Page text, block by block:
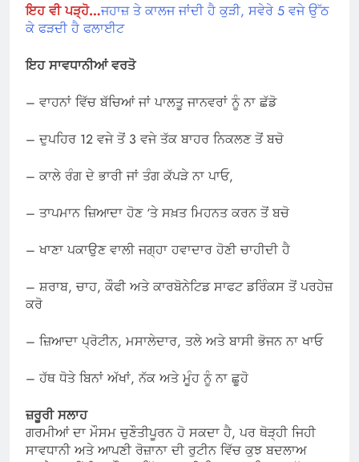
ਇਹ ਵੀ ਪੜ੍ਹੋ…ਜਹਾਜ਼ ਤੇ ਕਾਲਜ ਜਾਂਦੀ ਹੈ ਕੁੜੀ, ਸਵੇਰੇ 5 ਵਜੇ ਉੱਠ
ਕੇ ਫੜਦੀ ਹੈ ਫਲਾਈਟ
ਇਹ ਸਾਵਧਾਨੀਆਂ ਵਰਤੋ
– ਵਾਹਨਾਂ ਵਿੱਚ ਬੱਚਿਆਂ ਜਾਂ ਪਾਲਤੂ ਜਾਨਵਰਾਂ ਨੂੰ ਨਾ ਛੱਡੋ
– ਦੁਪਹਿਰ 12 ਵਜੇ ਤੋਂ 3 ਵਜੇ ਤੱਕ ਬਾਹਰ ਨਿਕਲਣ ਤੋਂ ਬਚੋ
– ਕਾਲੇ ਰੰਗ ਦੇ ਭਾਰੀ ਜਾਂ ਤੰਗ ਕੱਪੜੇ ਨਾ ਪਾਓ,
– ਤਾਪਮਾਨ ਜ਼ਿਆਦਾ ਹੋਣ ‘ਤੇ ਸਖ਼ਤ ਮਿਹਨਤ ਕਰਨ ਤੋਂ ਬਚੋ
– ਖਾਣਾ ਪਕਾਉਣ ਵਾਲੀ ਜਗ੍ਹਾ ਹਵਾਦਾਰ ਹੋਣੀ ਚਾਹੀਦੀ ਹੈ
– ਸ਼ਰਾਬ, ਚਾਹ, ਕੌਫੀ ਅਤੇ ਕਾਰਬੋਨੇਟਿਡ ਸਾਫਟ ਡਰਿੰਕਸ ਤੋਂ ਪਰਹੇਜ਼
ਕਰੋ
– ਜ਼ਿਆਦਾ ਪ੍ਰੋਟੀਨ, ਮਸਾਲੇਦਾਰ, ਤਲੇ ਅਤੇ ਬਾਸੀ ਭੋਜਨ ਨਾ ਖਾਓ
– ਹੱਥ ਧੋਤੇ ਬਿਨਾਂ ਅੱਖਾਂ, ਨੱਕ ਅਤੇ ਮੂੰਹ ਨੂੰ ਨਾ ਛੂਹੋ
ਜ਼ਰੂਰੀ ਸਲਾਹ
ਗਰਮੀਆਂ ਦਾ ਮੌਸਮ ਚੁਣੌਤੀਪੂਰਨ ਹੋ ਸਕਦਾ ਹੈ, ਪਰ ਥੋੜ੍ਹੀ ਜਿਹੀ
ਸਾਵਧਾਨੀ ਅਤੇ ਆਪਣੀ ਰੋਜ਼ਾਨਾ ਦੀ ਰੁਟੀਨ ਵਿੱਚ ਕੁਝ ਬਦਲਾਅ